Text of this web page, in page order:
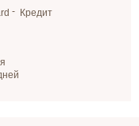
Кредит